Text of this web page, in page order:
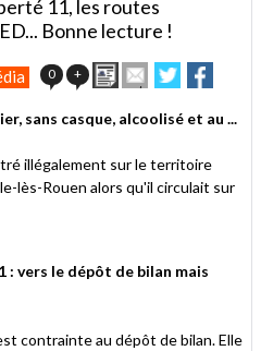
11, les routes
Bonne lecture !
0 + ImprimerEnvoyer
cet
à
ami
Partager
sur
sur
sans casque, alcoolisé et au ...
illégalement sur le territoire
lès-Rouen alors qu'il circulait sur
: vers le dépôt de bilan mais
contrainte au dépôt de bilan. Elle